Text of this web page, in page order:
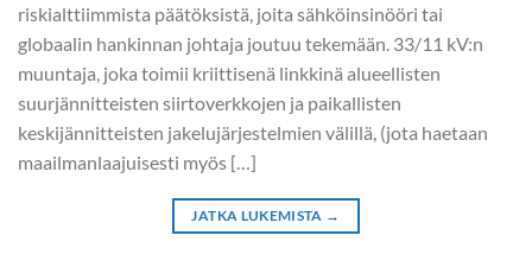
riskialttiimmista päätöksistä, joita sähköinsinööri tai
globaalin hankinnan johtaja joutuu tekemään. 33/11 kV:n
muuntaja, joka toimii kriittisenä linkkinä alueellisten
suurjännitteisten siirtoverkkojen ja paikallisten
keskijännitteisten jakelujärjestelmien välillä, (jota haetaan
maailmanlaajuisesti myös […]
JATKA LUKEMISTA →